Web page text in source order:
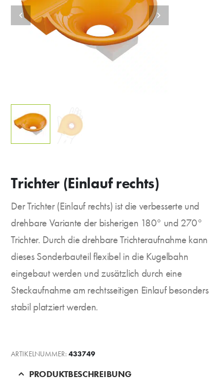
Trichter (Einlauf rechts)
Der Trichter (Einlauf rechts) ist die verbesserte und
drehbare Variante der bisherigen 180° und 270°
Trichter. Durch die drehbare Trichteraufnahme kann
dieses Sonderbauteil flexibel in die Kugelbahn
eingebaut werden und zusätzlich durch eine
Steckaufnahme am rechtsseitigen Einlauf besonders
stabil platziert werden.
ARTIKELNUMMER:433749
PRODUKTBESCHREIBUNG